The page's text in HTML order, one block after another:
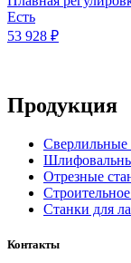
Есть
53 928 ₽
Продукция
Сверлильные
Отрезные
Станки для
Контакты